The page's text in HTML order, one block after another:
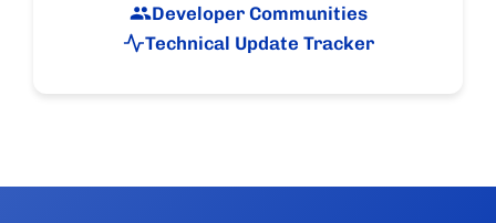
Developer Communities
Technical Update Tracker